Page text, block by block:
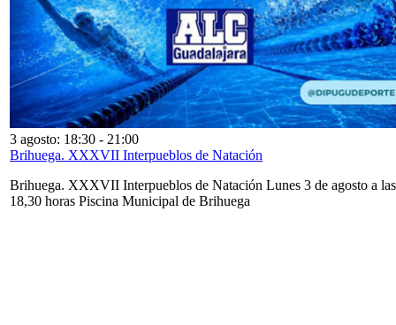
3 agosto: 18:30 - 21:00
Brihuega. XXXVII Interpueblos de Natación
Brihuega. XXXVII Interpueblos de Natación Lunes 3 de agosto a las
18,30 horas Piscina Municipal de Brihuega